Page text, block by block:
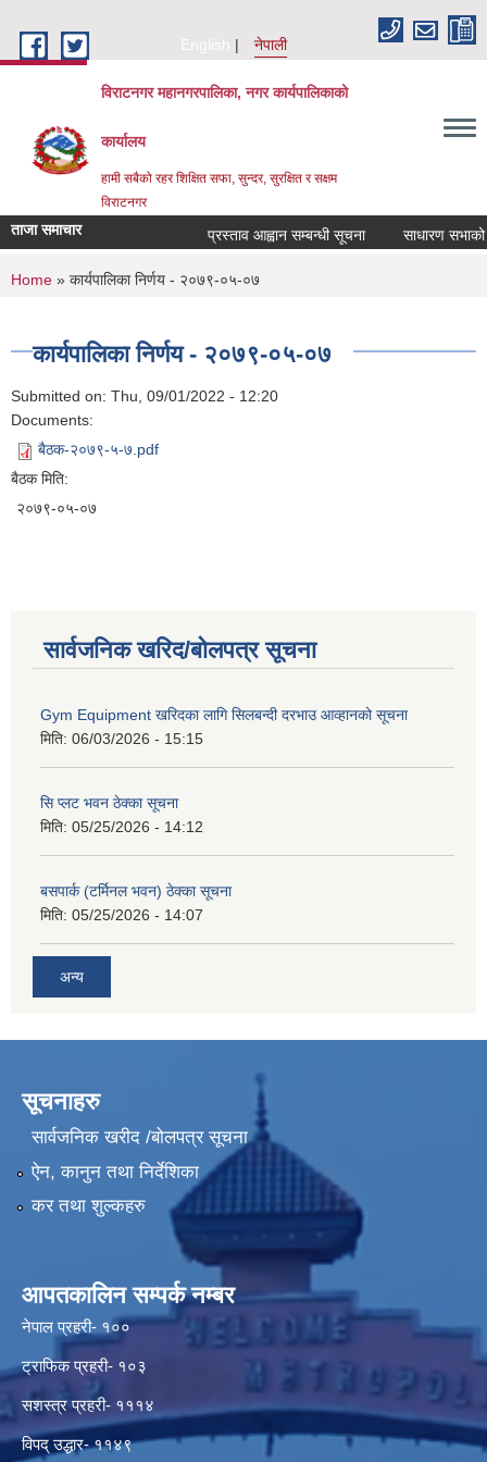
English
नेपाली
विराटनगर महानगरपालिका, नगर कार्यपालिकाको
कार्यालय
हामी सबैको रहर शिक्षित सफा, सुन्दर, सुरक्षित र सक्षम
विराटनगर
ताजा समाचार प्रस्ताव आह्वान सम्बन्धी सूचना साधारण
You are here
Home » कार्यपालिका निर्णय - २०७९-०५-०७
कार्यपालिका निर्णय - २०७९-०५-०७
Submitted on: Thu, 09/01/2022 - 12:20
Documents:
बैठक-२०७९-५-७.pdf
बैठक मिति:
२०७९-०५-०७
सार्वजनिक खरिद/बोलपत्र सूचना
Gym Equipment खरिदका लागि सिलबन्दी दरभाउ आव्हानको सूचना
मिति: 06/03/2026 - 15:15
सि प्लट भवन ठेक्का सूचना
मिति: 05/25/2026 - 14:12
बसपार्क (टर्मिनल भवन) ठेक्का सूचना
मिति: 05/25/2026 - 14:07
अन्य
सूचनाहरु
सार्वजनिक खरीद /बोलपत्र सूचना
ऐन, कानुन तथा निर्देशिका
कर तथा शुल्कहरु
आपतकालिन सम्पर्क नम्बर
नेपाल प्रहरी- १००
ट्राफिक प्रहरी- १०३
सशस्त्र प्रहरी- १११४
विपद् उद्धार- ११४९